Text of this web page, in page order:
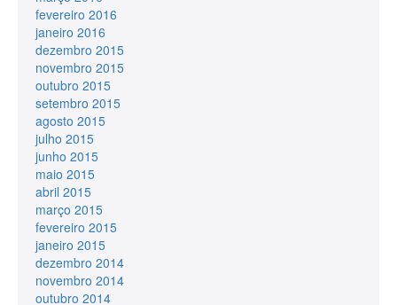
fevereiro 2016
janeiro 2016
dezembro 2015
novembro 2015
outubro 2015
setembro 2015
agosto 2015
julho 2015
junho 2015
maio 2015
abril 2015
março 2015
fevereiro 2015
janeiro 2015
dezembro 2014
novembro 2014
outubro 2014